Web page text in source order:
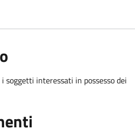
interessati in possesso dei